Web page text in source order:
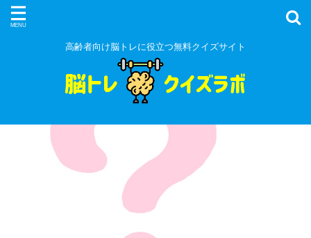
高齢者向け脳トレに役立つ無料クイズサイト